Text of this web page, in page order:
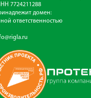
7724211288
домен:
ответственностью